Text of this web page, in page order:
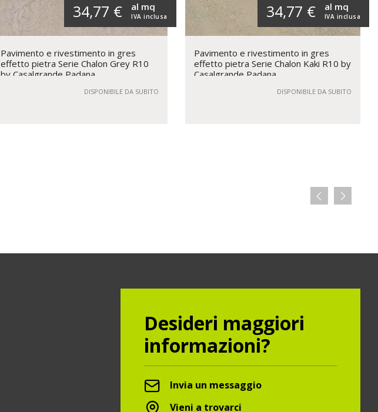
34,77 € IVA inclusa
al mq
Pavimento e rivestimento in gres
effetto pietra Serie Chalon Grey R10
by Casalgrande Padana
DISPONIBILE DA SUBITO
34,77 € IVA inclusa
al mq
Pavimento e rivestimento in gres
effetto pietra Serie Chalon Kaki R10 by
Casalgrande Padana
DISPONIBILE DA SUBITO
Desideri maggiori
informazioni?
Invia un messaggio
Vieni a trovarci